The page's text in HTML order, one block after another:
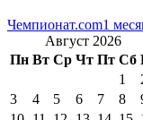
Чемпионат.com1
Август 2026
Пн Вт Ср Чт Пт Сб
1
3
4 5 6 7 8